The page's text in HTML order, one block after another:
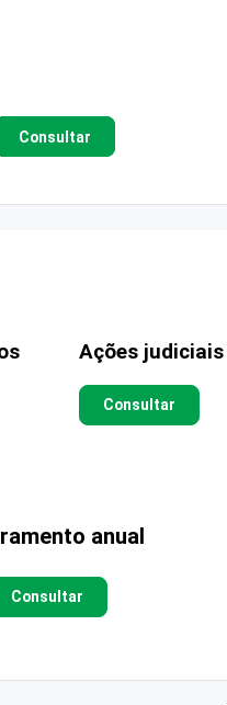
Consultar
Ações judiciais
Consultar
anual
Consultar